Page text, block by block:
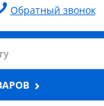
Обратный звонок